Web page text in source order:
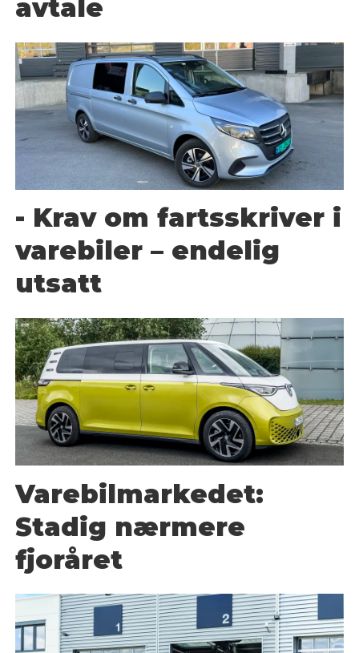
avtale
- Krav om fartsskriver i
varebiler – endelig
utsatt
Varebilmarkedet:
Stadig nærmere
fjoråret